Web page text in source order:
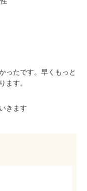
ったです。早くもっと
ます。
きます